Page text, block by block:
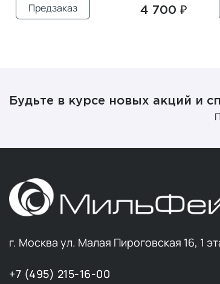
4 700 ₽
Предзаказ
Будьте в курсе новых акций и
г. Москва ул. Малая Пироговская 16, 1
+7 (495) 215-16-00